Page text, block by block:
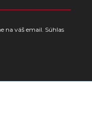
na váš email. Súhlas